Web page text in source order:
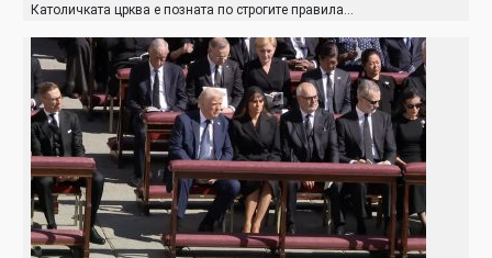
Католичката црква е позната по строгите правила…